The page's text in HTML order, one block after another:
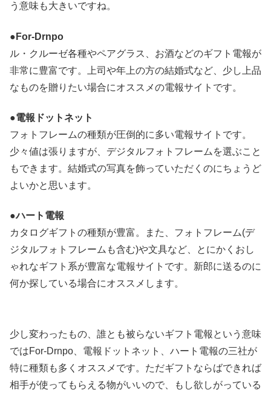
う意味も大きいですね。
●For-Drnpo
ル・クルーゼ各種やペアグラス、お酒などのギフト電報が
非常に豊富です。上司や年上の方の結婚式など、少し上品
なものを贈りたい場合にオススメの電報サイトです。
●電報ドットネット
フォトフレームの種類が圧倒的に多い電報サイトです。
少々値は張りますが、デジタルフォトフレームを選ぶこと
もできます。結婚式の写真を飾っていただくのにちょうど
よいかと思います。
●ハート電報
カタログギフトの種類が豊富。また、フォトフレーム(デ
ジタルフォトフレームも含む)や文具など、とにかくおし
ゃれなギフト系が豊富な電報サイトです。新郎に送るのに
何か探している場合にオススメします。
少し変わったもの、誰とも被らないギフト電報という意味
ではFor-Drnpo、電報ドットネット、ハート電報の三社が
特に種類も多くオススメです。ただギフトならばできれば
相手が使ってもらえる物がいいので、もし欲しがっている